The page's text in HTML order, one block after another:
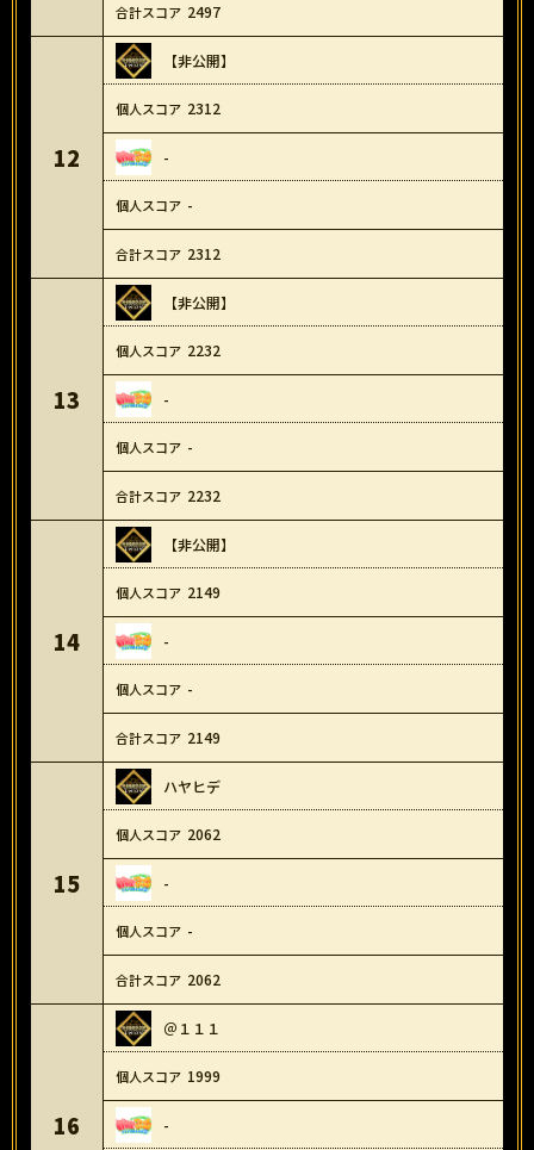
2497
12
【非公開】
2312
-
-
2312
13
【非公開】
2232
-
-
2232
14
【非公開】
2149
-
-
2149
15
ハヤヒデ
2062
-
-
2062
16
＠１１１
1999
-